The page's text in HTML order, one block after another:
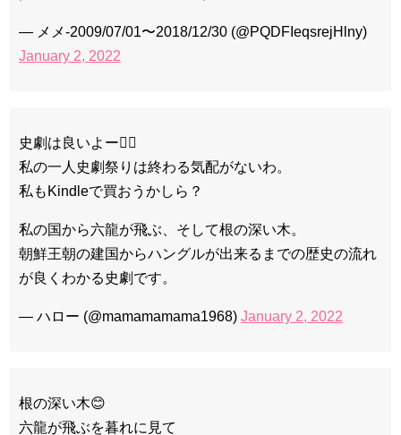
— メメ-2009/07/01〜2018/12/30 (@PQDFIeqsrejHlny)
January 2, 2022
史劇は良いよー❤️‍🔥
私の一人史劇祭りは終わる気配がないわ。
私もKindleで買おうかしら？
私の国から六龍が飛ぶ、そして根の深い木。
朝鮮王朝の建国からハングルが出来るまでの歴史の流れ
が良くわかる史劇です。
— ハロー (@mamamamama1968) January 2, 2022
根の深い木😊
六龍が飛ぶを暮れに見て